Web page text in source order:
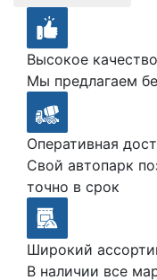
Высокое
Мы предлагаем
Оперативная
Свой автопарк
точно в срок
Широкий
В наличии все